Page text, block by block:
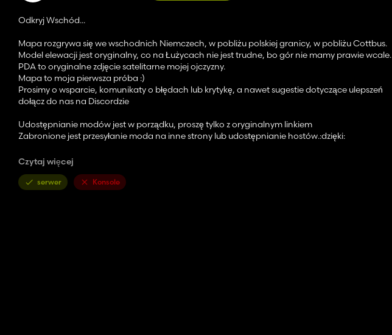
Odkryj Wschód...
Mapa rozgrywa się we wschodnich Niemczech, w pobliżu polskiej granicy, w pobliżu Cottbus.
Model elewacji jest oryginalny, co na Łużycach nie jest trudne, bo gór nie mamy prawie wcale.
PDA to oryginalne zdjęcie satelitarne mojej ojczyzny.
Mapa to moja pierwsza próba :)
Prosimy o wsparcie, komunikaty o błędach lub krytykę, a nawet sugestie dotyczące ulepszeń
dołącz do nas na Discordzie
Udostępnianie modów jest w porządku, proszę tylko z oryginalnym linkiem
Zabronione jest przesyłanie moda na inne strony lub udostępnianie hostów.:dzięki:
Czytaj więcej
serwer Konsole